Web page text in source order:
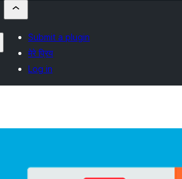
Submit a plugin
मेरे प्रिय
Log in